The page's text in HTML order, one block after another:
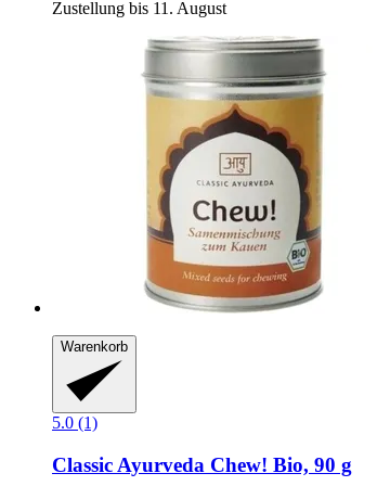
Zustellung bis 11. August
Warenkorb
5.0 (1)
Classic Ayurveda Chew! Bio, 90 g